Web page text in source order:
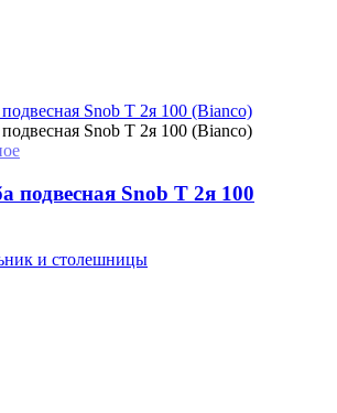
подвесная Snob T 2я 100
и столешницы